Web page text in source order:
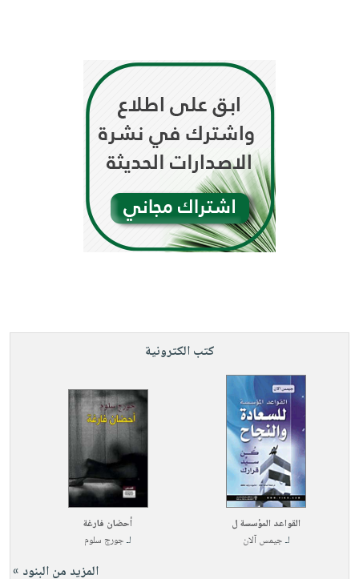
كتب الكترونية
القواعد المؤسسة ل
لـجيمس آلان
أحضان فارغة
لـجورج سلوم
المزيد من البنود »